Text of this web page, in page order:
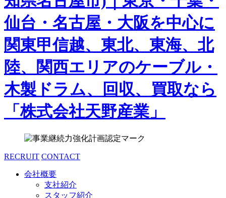
RECRUIT CONTACT
会社概要
支社紹介
スタッフ紹介